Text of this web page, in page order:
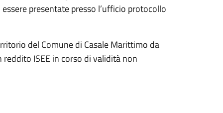
presentate presso l’ufficio protocollo
del Comune di Casale Marittimo da
ISEE in corso di validità non